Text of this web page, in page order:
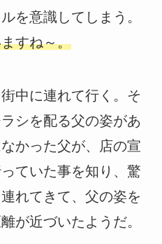
を意識してしまう。
すね～。
中に連れて行く。そ
シを配る父の姿があ
かった父が、店の宣
ていた事を知り、驚
れてきて、父の姿を
が近づいたようだ。